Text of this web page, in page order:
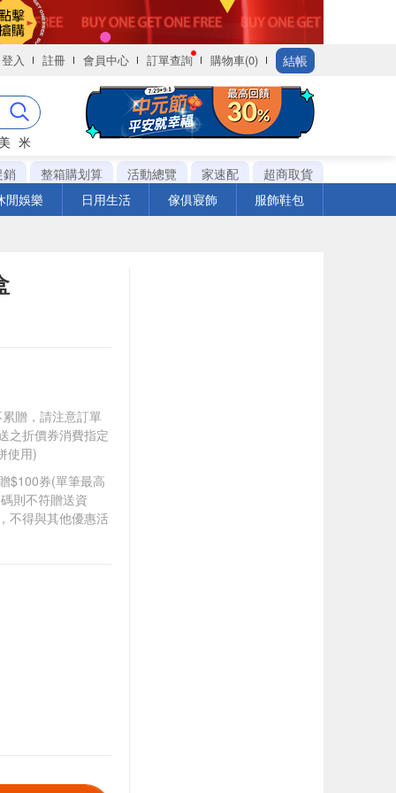
登入 註冊 會員中心 訂單查詢 購物車(0) 結帳
米
銷
整箱購划算 活動總覽 家速配
超商取貨
閒娛樂
日用生活 傢俱寢飾 服飾鞋包
贈，請注意訂單
之折價券消費指定
使用)
$100券(單筆最高
則不符贈送資
不得與其他優惠活